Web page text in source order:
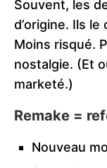
Souvent, les
d’origine. Ils
Moins risqué.
nostalgie. (Et
marketé.)
Remake =
Nouveau